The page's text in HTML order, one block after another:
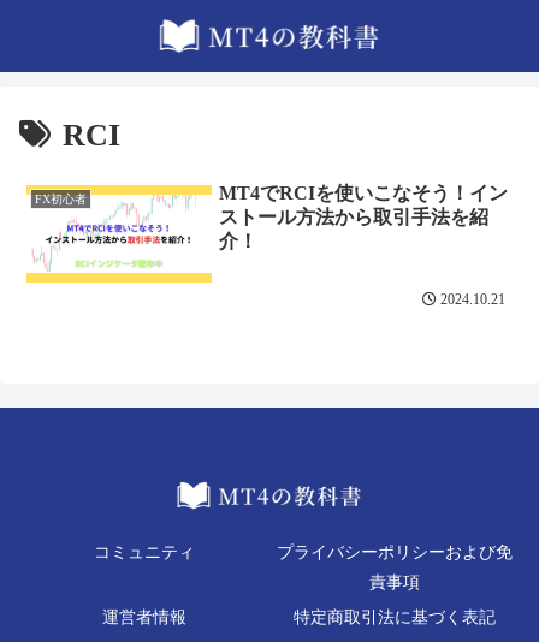
RCI
FX初心者
MT4でRCIを使いこなそう！イン
ストール方法から取引手法を紹
介！
2024.10.21
コミュニティ
プライバシーポリシーおよび免
責事項
運営者情報
特定商取引法に基づく表記